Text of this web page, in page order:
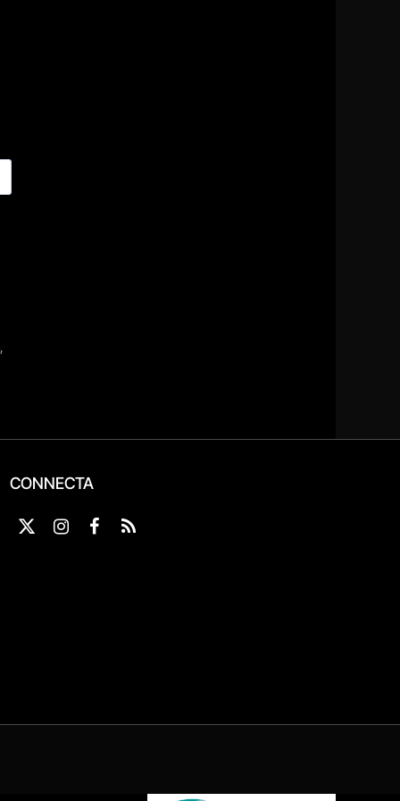
CONNECTA
X
InstagramFacebook
RSS